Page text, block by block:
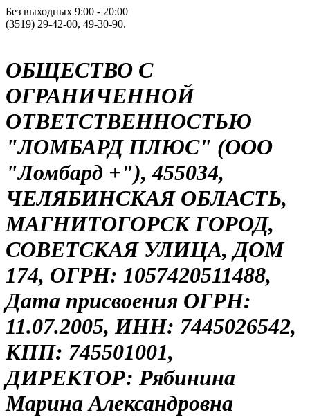
Без выходных 9:00 - 20:00
(3519) 29-42-00, 49-30-90.
ОБЩЕСТВО С
ОГРАНИЧЕННОЙ
ОТВЕТСТВЕННОСТЬЮ
"ЛОМБАРД ПЛЮС" (ООО
"Ломбард +"), 455034,
ЧЕЛЯБИНСКАЯ ОБЛАСТЬ,
МАГНИТОГОРСК ГОРОД,
СОВЕТСКАЯ УЛИЦА, ДОМ
174, ОГРН: 1057420511488,
Дата присвоения ОГРН:
11.07.2005, ИНН: 7445026542,
КПП: 745501001,
ДИРЕКТОР: Рябинина
Марина Александровна